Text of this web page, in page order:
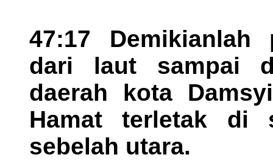
47:17 Demikianlah
dari laut sampai
daerah kota
Hamat terletak di
sebelah utara.